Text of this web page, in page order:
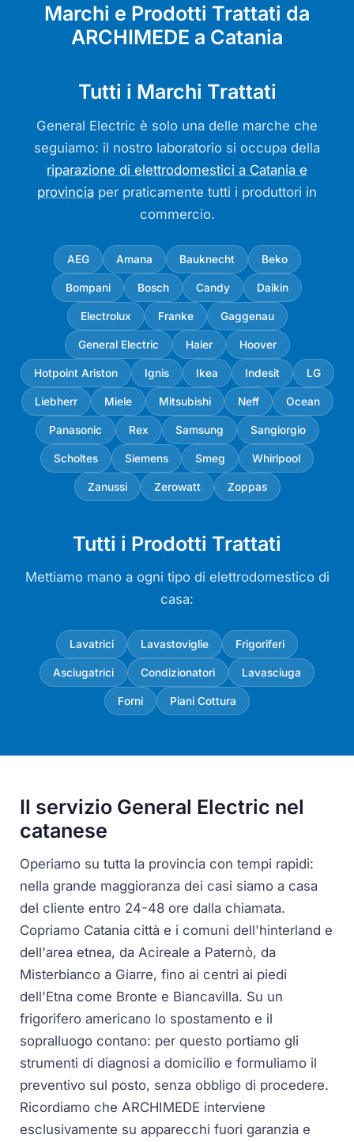
Marchi e Prodotti Trattati da
ARCHIMEDE a Catania
Tutti i Marchi Trattati
General Electric è solo una delle marche che
seguiamo: il nostro laboratorio si occupa della
riparazione di elettrodomestici a Catania e
provincia per praticamente tutti i produttori in
commercio.
AEG Amana Bauknecht Beko
Bompani Bosch Candy Daikin
Electrolux Franke Gaggenau
General Electric Haier Hoover
Hotpoint Ariston Ignis Ikea Indesit LG
Liebherr Miele Mitsubishi Neff Ocean
Panasonic Rex Samsung Sangiorgio
Scholtes Siemens Smeg Whirlpool
Zanussi Zerowatt Zoppas
Tutti i Prodotti Trattati
Mettiamo mano a ogni tipo di elettrodomestico di
casa:
Lavatrici Lavastoviglie Frigoriferi
Asciugatrici Condizionatori Lavasciuga
Forni Piani Cottura
Il servizio General Electric nel
catanese
Operiamo su tutta la provincia con tempi rapidi:
nella grande maggioranza dei casi siamo a casa
del cliente entro 24-48 ore dalla chiamata.
Copriamo Catania città e i comuni dell'hinterland e
dell'area etnea, da Acireale a Paternò, da
Misterbianco a Giarre, fino ai centri ai piedi
dell'Etna come Bronte e Biancavilla. Su un
frigorifero americano lo spostamento e il
sopralluogo contano: per questo portiamo gli
strumenti di diagnosi a domicilio e formuliamo il
preventivo sul posto, senza obbligo di procedere.
Ricordiamo che ARCHIMEDE interviene
esclusivamente su apparecchi fuori garanzia e